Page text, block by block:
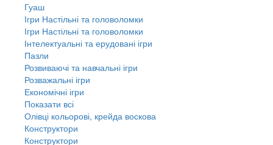
Гуаш
Ігри Настільні та головоломки
Ігри Настільні та головоломки
Інтелектуальні та ерудовані ігри
Пазли
Розвиваючі та навчальні ігри
Розважальні ігри
Економічні ігри
Показати всі
Олівці кольорові, крейда воскова
Конструктори
Конструктори